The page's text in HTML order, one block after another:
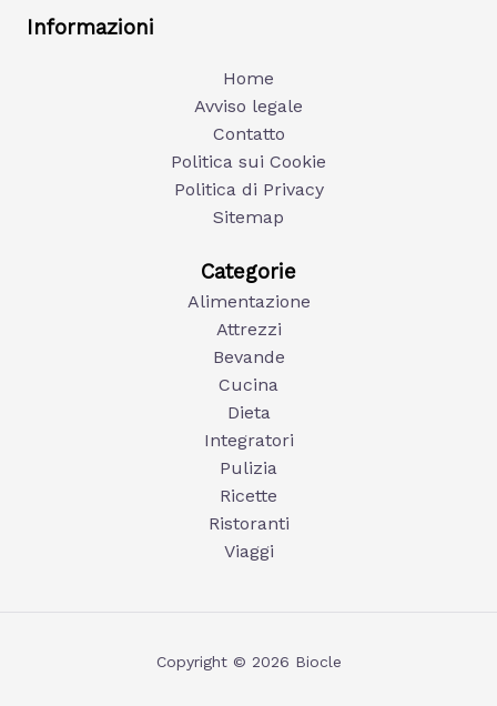
Informazioni
Home
Avviso legale
Contatto
Politica sui Cookie
Politica di Privacy
Sitemap
Categorie
Alimentazione
Attrezzi
Bevande
Cucina
Dieta
Integratori
Pulizia
Ricette
Ristoranti
Viaggi
Copyright © 2026 Biocle